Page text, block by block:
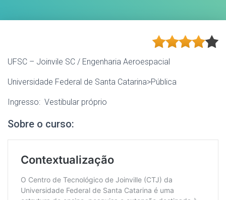
I
UFSC – Joinvile SC / Engenharia Aeroespacial
Universidade Federal de Santa Catarina>Pública
Ingresso: Vestibular próprio
Sobre o curso: